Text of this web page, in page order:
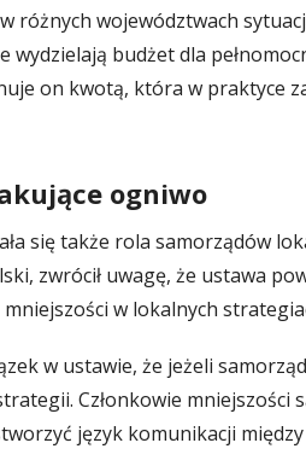
różnych województwach
wydzielają budżet dla
on kwotą, która w praktyce
ogniwo
się także rola samorządów
zwrócił uwagę, że ustawa
w lokalnych
w ustawie, że jeżeli
Członkowie mniejszości
język komunikacji